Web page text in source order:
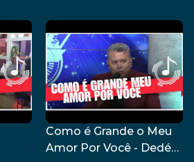
Como é Grande o Meu
Amor Por Você - Dedé